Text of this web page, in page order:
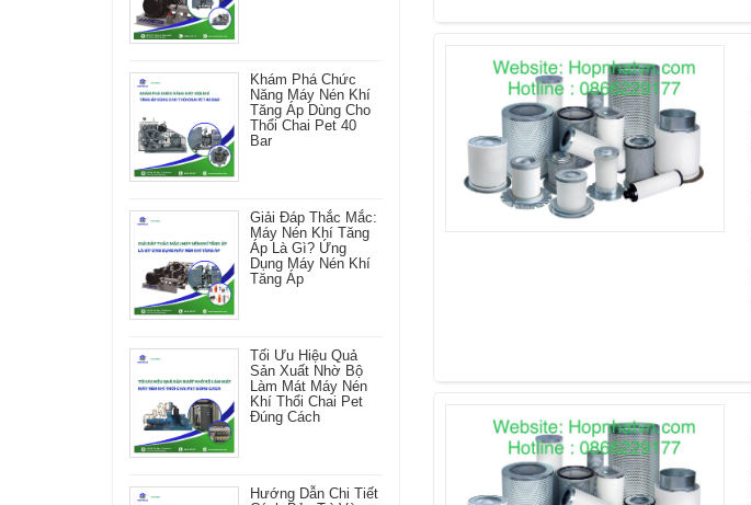
Khám Phá Chức
Năng Máy Nén Khí
Tăng Áp Dùng Cho
Thổi Chai Pet 40
Bar
Giải Đáp Thắc Mắc:
Máy Nén Khí Tăng
Áp Là Gì? Ứng
Dụng Máy Nén Khí
Tăng Áp
Tối Ưu Hiệu Quả
Sản Xuất Nhờ Bộ
Làm Mát Máy Nén
Khí Thổi Chai Pet
Đúng Cách
Hướng Dẫn Chi Tiết